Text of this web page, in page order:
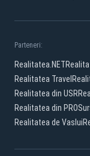
Parteneri:
Realitatea.NET
Realitatea Travel
Realitatea din USR
Realitatea din PRO
Realitatea de Vaslui